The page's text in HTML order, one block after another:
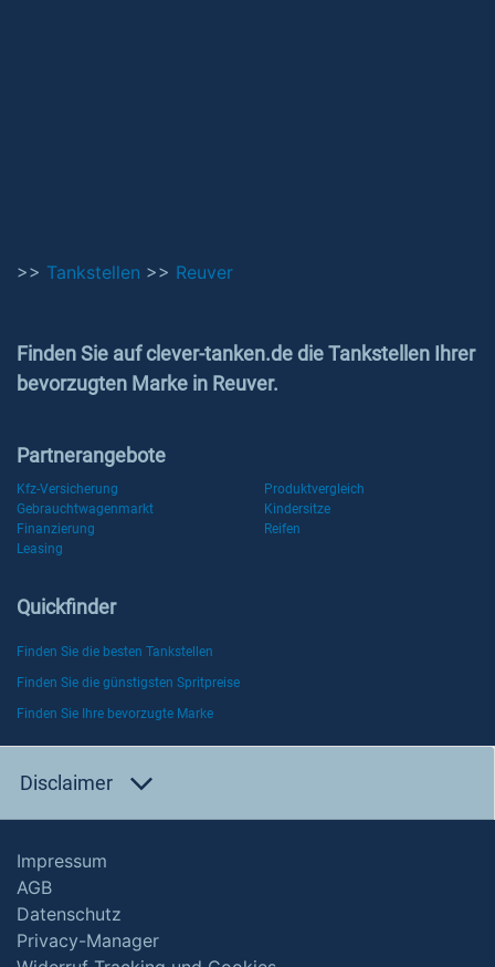
>> Tankstellen >> Reuver
Finden Sie auf clever-tanken.de die Tankstellen Ihrer
bevorzugten Marke in Reuver.
Partnerangebote
Kfz-Versicherung
Produktvergleich
Gebrauchtwagenmarkt
Kindersitze
Finanzierung
Reifen
Leasing
Quickfinder
Finden Sie die besten Tankstellen
Finden Sie die günstigsten Spritpreise
Finden Sie Ihre bevorzugte Marke
Disclaimer
Impressum
AGB
Datenschutz
Privacy-Manager